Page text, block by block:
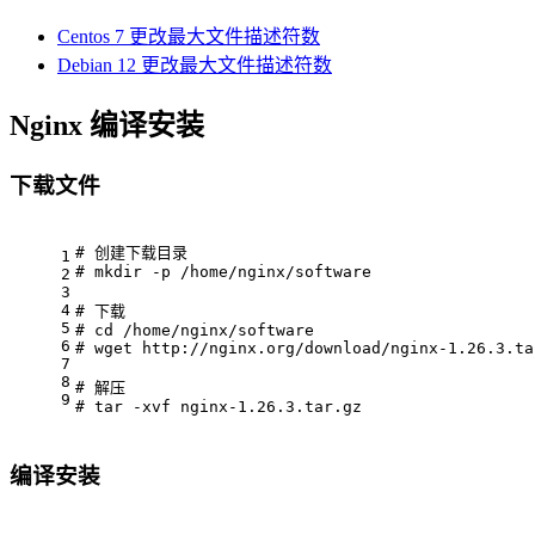
Centos 7 更改最大文件描述符数
Debian 12 更改最大文件描述符数
Nginx 编译安装
下载文件
1
2
3
4
5
6
7
8
9
# 创建下载目录
# mkdir -p /home/nginx/software
# 下载
# cd
/home/nginx/software
# wget http://nginx.org/download/nginx-
# 解压
# tar -xvf nginx-1.26.3.tar.gz
编译安装